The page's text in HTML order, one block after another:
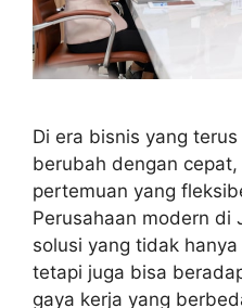
Di era bisnis yang
berubah dengan
pertemuan yang
Perusahaan modern di
solusi yang tidak
tetapi juga bisa
gaya kerja yang